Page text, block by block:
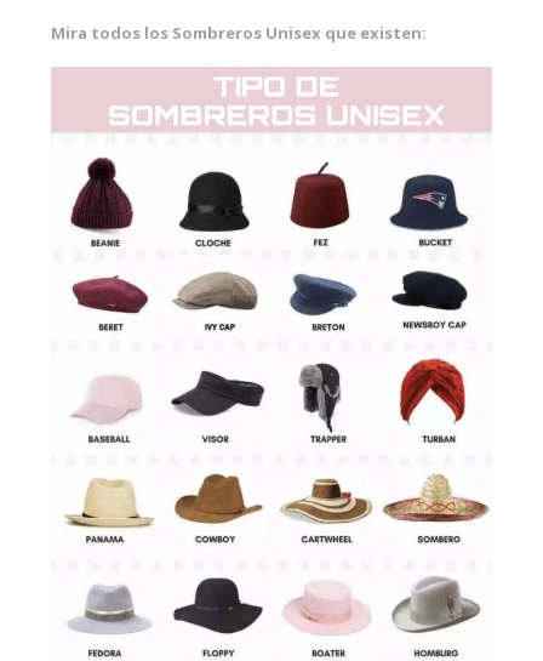
Mira todos los Sombreros Unisex que existen: